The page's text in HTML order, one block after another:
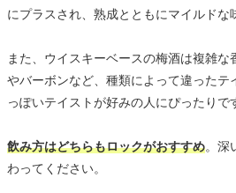
にプラスされ、熟成とともにマイルドな
また、ウイスキーベースの梅酒は複雑な
やバーボンなど、種類によって違ったテ
っぽいテイストが好みの人にぴったりで
飲み方はどちらもロックがおすすめ。深
わってください。